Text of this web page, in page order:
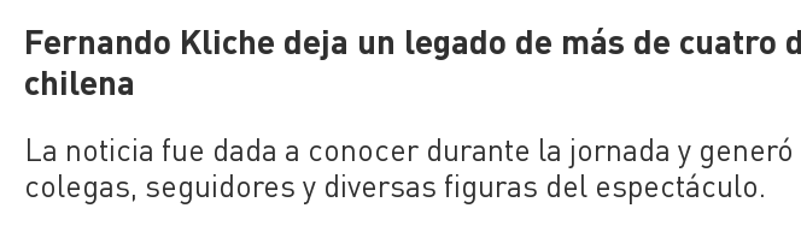
Fernando Kliche deja un legado de más de cuatro
chilena
La noticia fue dada a conocer durante la jornada y
colegas, seguidores y diversas figuras del espectáculo.